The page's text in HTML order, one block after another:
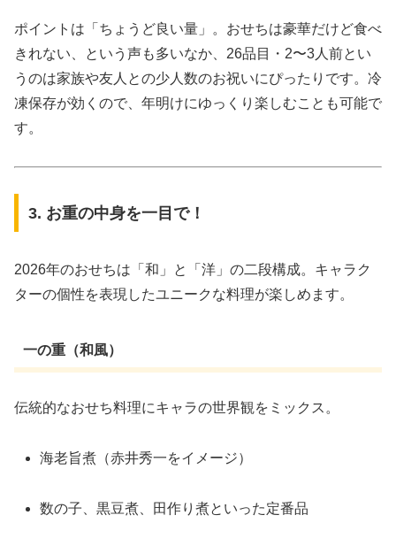
ポイントは「ちょうど良い量」。おせちは豪華だけど食べ
きれない、という声も多いなか、26品目・2〜3人前とい
うのは家族や友人との少人数のお祝いにぴったりです。冷
凍保存が効くので、年明けにゆっくり楽しむことも可能で
す。
3. お重の中身を一目で！
2026年のおせちは「和」と「洋」の二段構成。キャラク
ターの個性を表現したユニークな料理が楽しめます。
一の重（和風）
伝統的なおせち料理にキャラの世界観をミックス。
海老旨煮（赤井秀一をイメージ）
数の子、黒豆煮、田作り煮といった定番品